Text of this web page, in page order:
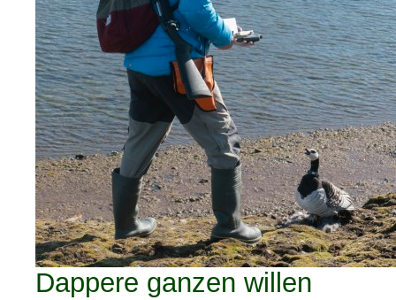
Dappere ganzen willen